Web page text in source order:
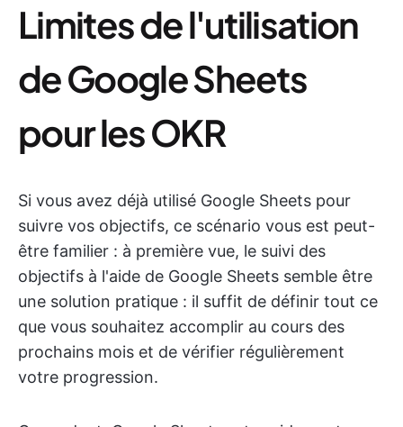
Limites de l'utilisation
de Google Sheets
pour les OKR
Si vous avez déjà utilisé Google Sheets pour
suivre vos objectifs, ce scénario vous est peut-
être familier : à première vue, le suivi des
objectifs à l'aide de Google Sheets semble être
une solution pratique : il suffit de définir tout ce
que vous souhaitez accomplir au cours des
prochains mois et de vérifier régulièrement
votre progression.